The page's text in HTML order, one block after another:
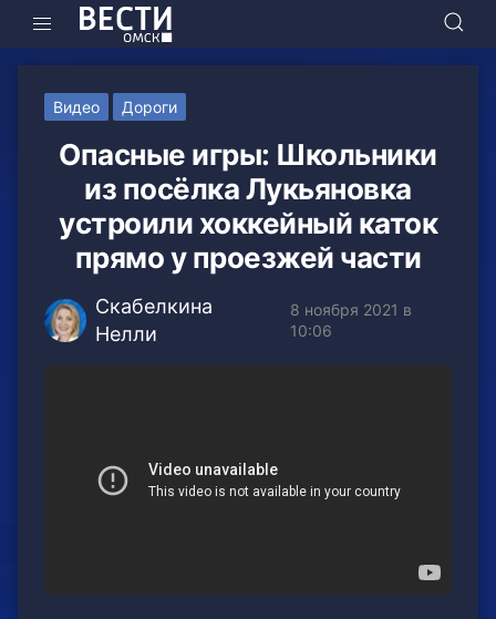
Видео Дороги
Опасные игры: Школьники
из посёлка Лукьяновка
устроили хоккейный каток
прямо у проезжей части
Скабелкина
Нелли
8 ноября 2021 в
10:06